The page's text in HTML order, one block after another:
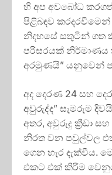
හි අප අවබෝධ
පිළිබඳව
නිදහසේ සතුටින් ගත
පරිසරයක් නිර්මාණය
අරමුණයි” යනුවෙන්
අද දෙරණ 24 සහ
අවුරුද්ද” සැමරුම
අතර, අවුරුදු ක්‍රීඩා
නිරත වන පවුල්වල
ගෙන හැර දැක්වීය.
එකට එක් කිරීම